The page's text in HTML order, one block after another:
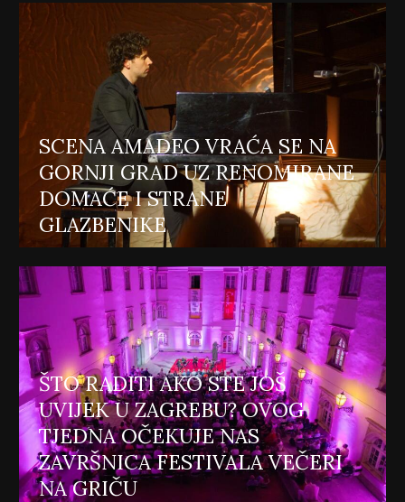
SCENA AMADEO VRAĆA SE NA
GORNJI GRAD UZ RENOMIRANE
DOMAĆE I STRANE
GLAZBENIKE
ŠTO RADITI AKO STE JOŠ
UVIJEK U ZAGREBU? OVOG
TJEDNA OČEKUJE NAS
ZAVRŠNICA FESTIVALA VEČERI
NA GRIČU